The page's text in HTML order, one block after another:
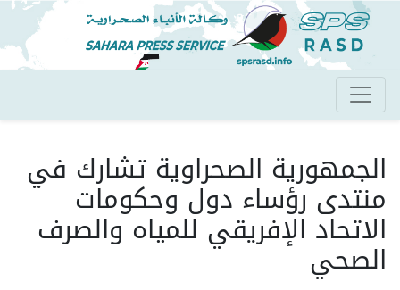
تجاوز
إلى
المحتوى
الرئيسي
الجمهورية الصحراوية تشارك في
منتدى رؤساء دول وحكومات
الاتحاد الإفريقي للمياه والصرف
الصحي